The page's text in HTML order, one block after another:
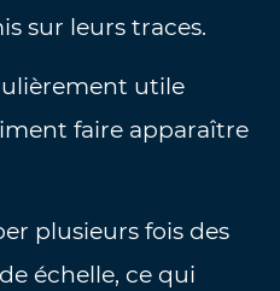
sur leurs traces.
utile
faire apparaître
plusieurs fois des
échelle, ce qui